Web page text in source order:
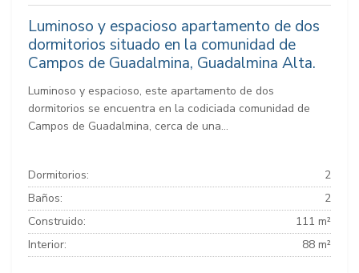
Luminoso y espacioso apartamento de dos
dormitorios situado en la comunidad de
Campos de Guadalmina, Guadalmina Alta.
Luminoso y espacioso, este apartamento de dos
dormitorios se encuentra en la codiciada comunidad de
Campos de Guadalmina, cerca de una...
Dormitorios:
2
Baños:
2
Construido:
111 m²
Interior:
88 m²